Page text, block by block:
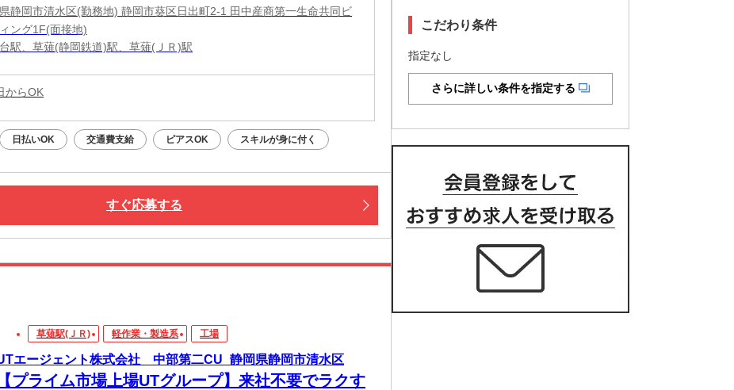
静岡市清水区(勤務地) 静岡市葵区日出町2-1 田中産商第一生命共同ビ
ング1F(面接地)
駅、草薙(静岡鉄道)駅、草薙(ＪＲ)駅
からOK
日払いOK 交通費支給 ピアスOK スキルが身に付く
すぐ応募する
草薙駅(ＪＲ) 軽作業・製造系 工場
エージェント株式会社 中部第二CU_静岡県静岡市清水区
【プライム市場上場UTグループ】来社不要でラクす
こだわり条件
指定なし
さらに詳しい条件を指定する